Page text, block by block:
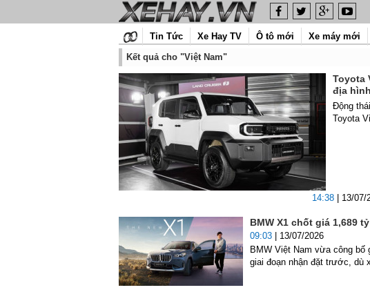
Tin Tức Xe Hay TV Ô tô mới Xe máy mới
Kết quả cho "Việt Nam"
Toyota
địa
14:38 | 13/07/
Động
Toyota
BMW X1 chốt giá 1,689
09:03 | 13/07/2026
BMW Việt Nam vừa công bố
giai đoạn nhận đặt trước, dù